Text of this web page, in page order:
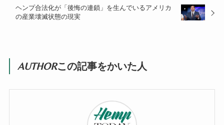
ヘンプ合法化が「後悔の連鎖」を生んでいるアメリカ
の産業壊滅状態の現実
AUTHORこの記事をかいた人